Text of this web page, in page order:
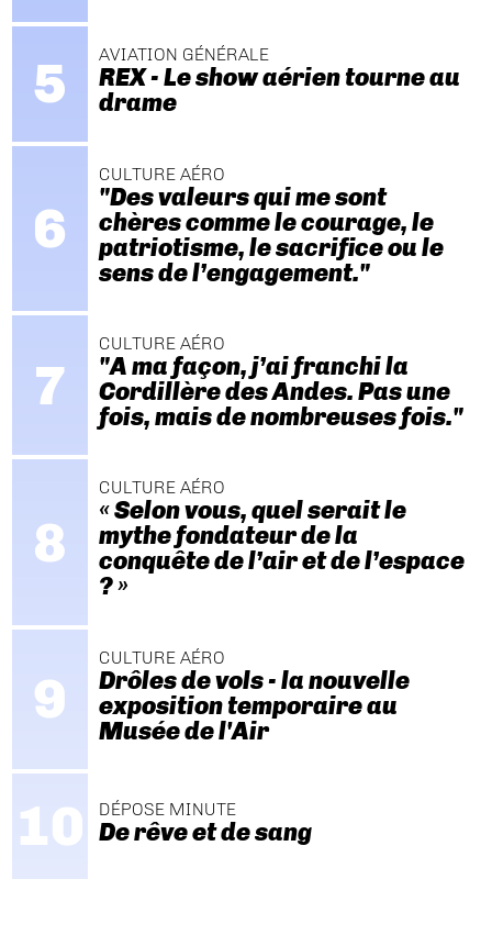
AVIATION GÉNÉRALE
REX - Le show aérien tourne au
drame
CULTURE AÉRO
"Des valeurs qui me sont
chères comme le courage, le
patriotisme, le sacrifice ou le
sens de l’engagement."
CULTURE AÉRO
"A ma façon, j’ai franchi la
Cordillère des Andes. Pas une
fois, mais de nombreuses fois."
CULTURE AÉRO
« Selon vous, quel serait le
mythe fondateur de la
conquête de l’air et de l’espace
? »
CULTURE AÉRO
Drôles de vols - la nouvelle
exposition temporaire au
Musée de l'Air
DÉPOSE MINUTE
De rêve et de sang